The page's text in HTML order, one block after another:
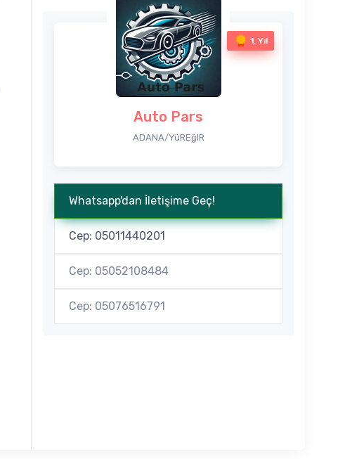
1. Yıl
Auto Pars
ADANA/YüREğIR
Whatsapp'dan İletişime Geç!
Cep: 05011440201
Cep: 05052108484
Cep: 05076516791